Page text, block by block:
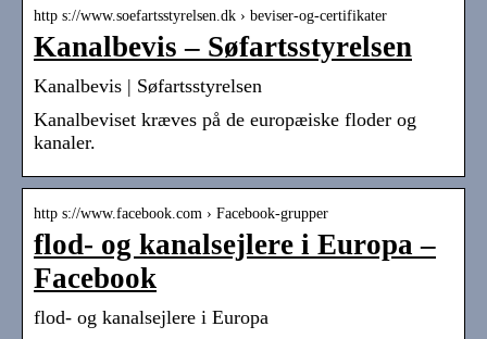
http s://www.soefartsstyrelsen.dk › beviser-og-certifikater
Kanalbevis – Søfartsstyrelsen
Kanalbevis | Søfartsstyrelsen
Kanalbeviset kræves på de europæiske floder og
kanaler.
http s://www.facebook.com › Facebook-grupper
flod- og kanalsejlere i Europa –
Facebook
flod- og kanalsejlere i Europa